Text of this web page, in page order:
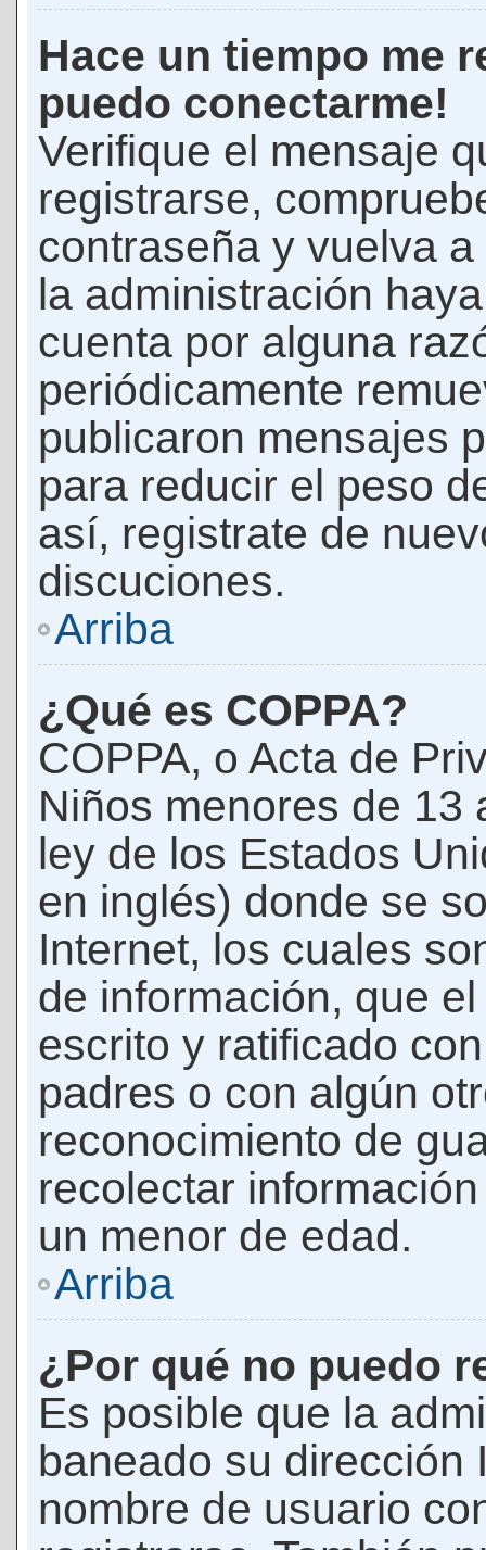
Hace un tiempo me
puedo conectarme!
Verifique el mensaje
registrarse,
contraseña y vuelva
la administración
cuenta por alguna
periódicamente
publicaron mensajes
para reducir el peso
así, registrate de
discuciones.
Arriba
¿Qué es COPPA?
COPPA, o Acta de
Niños menores de 13
ley de los Estados
en inglés) donde se
Internet, los cuales
de información, que
escrito y ratificado
padres o con algún
reconocimiento de
recolectar
un menor de edad.
Arriba
¿Por qué no puedo
Es posible que la
baneado su dirección
nombre de usuario